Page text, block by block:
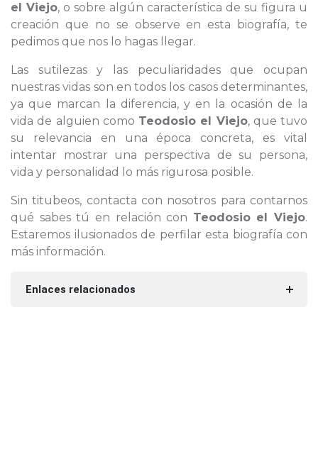
el Viejo, o sobre algún característica de su figura u
creación que no se observe en esta biografía, te
pedimos que nos lo hagas llegar.
Las sutilezas y las peculiaridades que ocupan
nuestras vidas son en todos los casos determinantes,
ya que marcan la diferencia, y en la ocasión de la
vida de alguien como Teodosio el Viejo, que tuvo
su relevancia en una época concreta, es vital
intentar mostrar una perspectiva de su persona,
vida y personalidad lo más rigurosa posible.
Sin titubeos, contacta con nosotros para contarnos
qué sabes tú en relación con Teodosio el Viejo.
Estaremos ilusionados de perfilar esta biografía con
más información.
Enlaces relacionados